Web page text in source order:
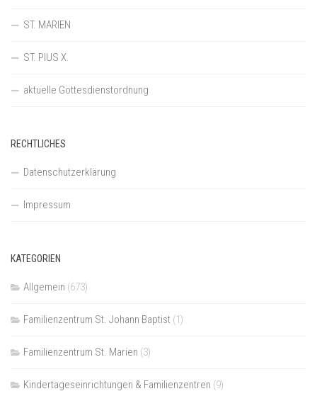
ST. MARIEN
ST. PIUS X.
aktuelle Gottesdienstordnung
RECHTLICHES
Datenschutzerklärung
Impressum
KATEGORIEN
Allgemein (673)
Familienzentrum St. Johann Baptist (1)
Familienzentrum St. Marien (3)
Kindertageseinrichtungen & Familienzentren (9)